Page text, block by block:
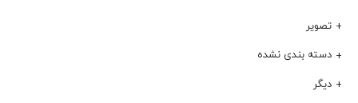
تصویر
دسته بندی نشده
دیگر